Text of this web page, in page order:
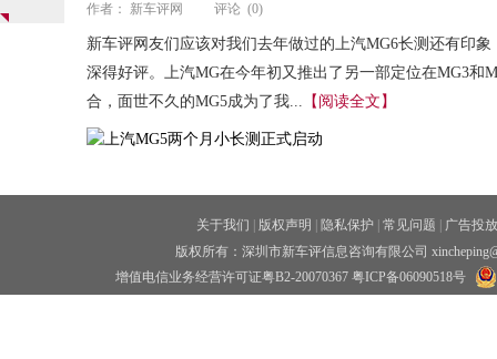
作者： 新车评网 评论 (0)
新车评网友们应该对我们去年做过的上汽MG6长测还有印
深得好评。上汽MG在今年初又推出了另一部定位在MG3
合，面世不久的MG5成为了我... 【阅读全文】
关于我们 版权声明 隐私保护 常见问题
广告投放
版权所有：深圳市新车评信息咨询有限公司
增值电信业务经营许可证粤B2-20070367 粤ICP备06090518号